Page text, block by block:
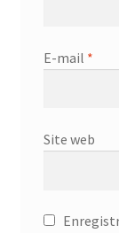
E-mail *
Site web